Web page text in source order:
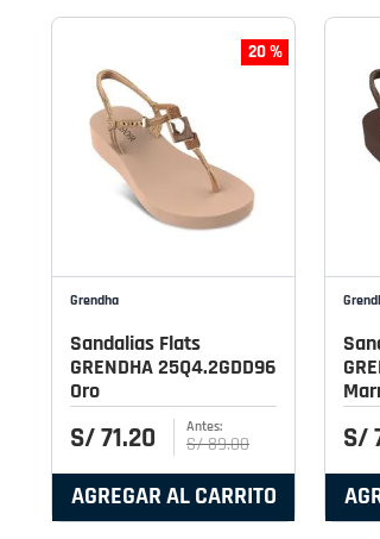
20 %
Grendha
Sandalias Flats
GRENDHA 25Q4.2GDD96
Oro
S/71.20 S/89.00
AGREGAR AL CARRITO
S/